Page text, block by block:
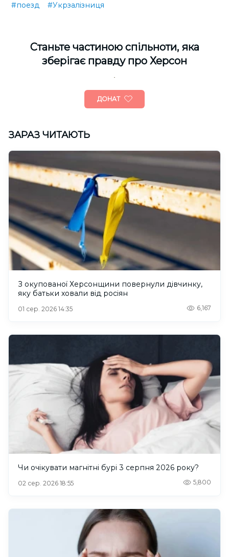
#поезд
#Укрзалізниця
Cтаньте частиною спільноти, яка
зберігає правду про Херсон
ДОНАТ
ЗАРАЗ ЧИТАЮТЬ
З окупованої Херсонщини повернули дівчинку,
яку батьки ховали від росіян
01 сер. 2026 14:35 6,167
Чи очікувати магнітні бурі 3 серпня 2026 року?
02 сер. 2026 18:55 5,800